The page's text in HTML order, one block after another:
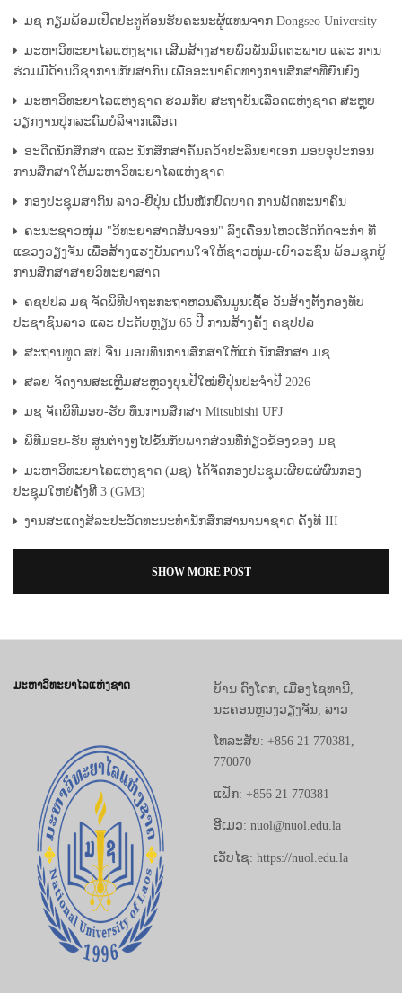
ມຊ ກຽມພ້ອມເປີດປະຕູຕ້ອນຮັບຄະນະຜູ້ແທນຈາກ Dongseo University
ມະຫາວິທະຍາໄລແຫ່ງຊາດ ເສີມສ້າງສາຍພົວພັນມິດຕະພາບ ແລະ ການ
ຮ່ວມມືດ້ານວິຊາການກັບສາກົນ ເພື່ອອະນາຄົດທາງການສຶກສາທີ່ຍືນຍົງ
ມະຫາວິທະຍາໄລແຫ່ງຊາດ ຮ່ວມກັບ ສະຖາບັນເລືອດແຫ່ງຊາດ ສະຫຼຸບ
ວຽກງານປຸກລະດົມບໍລິຈາກເລືອດ
ອະດີດນັກສຶກສາ ແລະ ນັກສຶກສາຄົ້ນຄວ້າປະລິນຍາເອກ ມອບອຸປະກອນ
ການສຶກສາໃຫ້ມະຫາວິທະຍາໄລແຫ່ງຊາດ
ກອງປະຊຸມສາກົນ ລາວ-ຍີ່ປຸ່ນ ເນັ້ນໜັກບົດບາດ ການພັດທະນາຄົນ
ຄະນະຊາວໜຸ່ມ "ວິທະຍາສາດສັນຈອນ" ລົງເຄື່ອນໄຫວເຮັດກິດຈະກຳ ທີ່
ແຂວງວຽງຈັນ ເພື່ອສ້າງແຮງບັນດານໃຈໃຫ້ຊາວໜຸ່ມ-ເຍົາວະຊົນ ພ້ອມຊຸກຍູ້
ການສຶກສາສາຍວິທະຍາສາດ
ຄຊປປລ ມຊ ຈັດພິທີປາຖະກະຖາຫວນຄືນມູນເຊື້ອ ວັນສ້າງຕັ້ງກອງທັບ
ປະຊາຊົນລາວ ແລະ ປະດັບຫຼຽນ 65 ປີ ການສ້າງຄັ້ງ ຄຊປປລ
ສະຖານທູດ ສປ ຈີນ ມອບທຶນການສຶກສາໃຫ້ແກ່ ນັກສຶກສາ ມຊ
ສລຍ ຈັດງານສະເຫຼີມສະຫຼອງບຸນປີໃໝ່ຍີ່ປຸ່ນປະຈຳປີ 2026
ມຊ ຈັດພິທີມອບ-ຮັບ ທຶນການສຶກສາ Mitsubishi UFJ
ພິທີມອບ-ຮັບ ສູນຕ່າງໆໄປຂຶ້ນກັບພາກສ່ວນທີ່ກ່ຽວຂ້ອງຂອງ ມຊ
ມະຫາວິທະຍາໄລແຫ່ງຊາດ (ມຊ) ໄດ້ຈັດກອງປະຊຸມເຜີຍແຜ່ຜົນກອງ
ປະຊຸມໃຫຍ່ຄັ້ງທີ 3 (GM3)
ງານສະແດງສິລະປະວັດທະນະທໍານັກສຶກສານານາຊາດ ຄັ້ງທີ III
SHOW MORE POST
ມະຫາວິທະຍາໄລແຫ່ງຊາດ
ບ້ານ ດົງໂດກ, ເມືອງໄຊທານີ,
ນະຄອນຫຼວງວຽງຈັນ, ລາວ
ໂທລະສັບ: +856 21 770381,
770070
ແຟັກ: +856 21 770381
ອີເມວ: nuol@nuol.edu.la
ເວັບໄຊ: https://nuol.edu.la